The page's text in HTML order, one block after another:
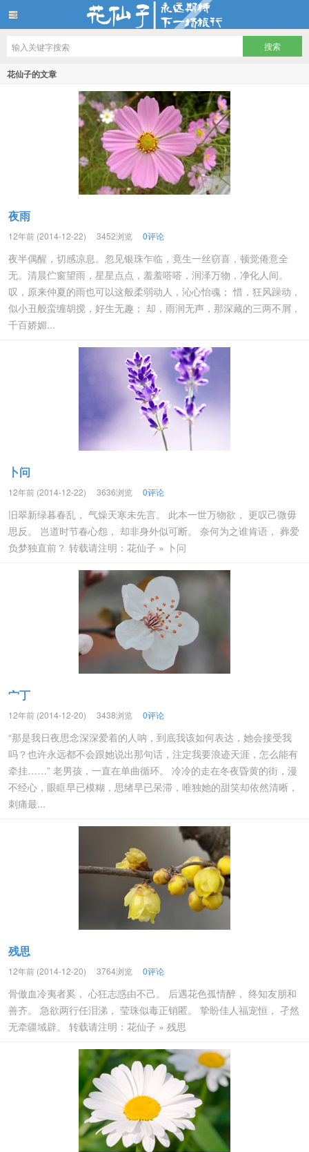
花仙子
花仙子的文章
夜雨
12年前 (2014-12-22) 3452浏览 0评论
夜半偶醒，切感凉息。忽见银珠乍临，竟生一丝窃喜，顿觉倦意全
无。清晨伫窗望雨，星星点点，羞羞嗒嗒，润泽万物，净化人间。
叹，原来仲夏的雨也可以这般柔弱动人，沁心怡魂； 惜，狂风躁动，
似小丑般蛮缠胡搅，好生无趣； 却，雨润无声，那深藏的三两不屑，
千百娇媚...
卜问
12年前 (2014-12-22) 3636浏览 0评论
旧翠新绿暮春乱， 气燥天寒未先言。 此本一世万物欲， 更叹己微毋
思反。 岂道时节春心怨， 却非身外似可断。 奈何为之谁肯语， 葬爱
负梦独直前？ 转载请注明：花仙子 » 卜问
宀丁
12年前 (2014-12-20) 3438浏览 0评论
“那是我日夜思念深深爱着的人呐，到底我该如何表达，她会接受我
吗？也许永远都不会跟她说出那句话，注定我要浪迹天涯，怎么能有
牵挂……” 老男孩，一直在单曲循环。 冷冷的走在冬夜昏黄的街，漫
不经心，眼眶早已模糊，思绪早已呆滞，唯独她的甜笑却依然清晰，
刺痛最...
残思
12年前 (2014-12-20) 3764浏览 0评论
骨傲血冷夷者奚， 心狂志惑由不己。 后遇花色孤情醉， 终知友朋和
善齐。 急欲两行任泪涕， 莹珠似毒正销匿。 挚盼佳人福宠恒， 孑然
无牵疆域辟。 转载请注明：花仙子 » 残思